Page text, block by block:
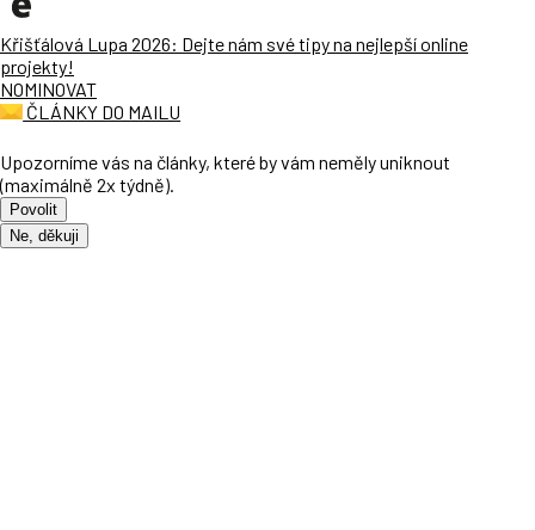
Křišťálová Lupa 2026: Dejte nám své tipy na nejlepší online
projekty!
NOMINOVAT
ČLÁNKY DO MAILU
Upozorníme vás na články, které by vám neměly uniknout
(maximálně 2x týdně).
Povolit
Ne, děkuji